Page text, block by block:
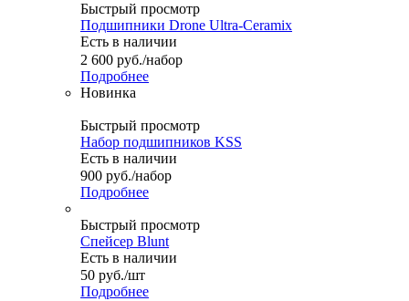
Быстрый просмотр
Подшипники Drone Ultra-Ceramix
Есть в наличии
2 600 руб./набор
Подробнее
Новинка
Быстрый просмотр
Набор подшипников KSS
Есть в наличии
900 руб./набор
Подробнее
Быстрый просмотр
Спейсер Blunt
Есть в наличии
50 руб./шт
Подробнее